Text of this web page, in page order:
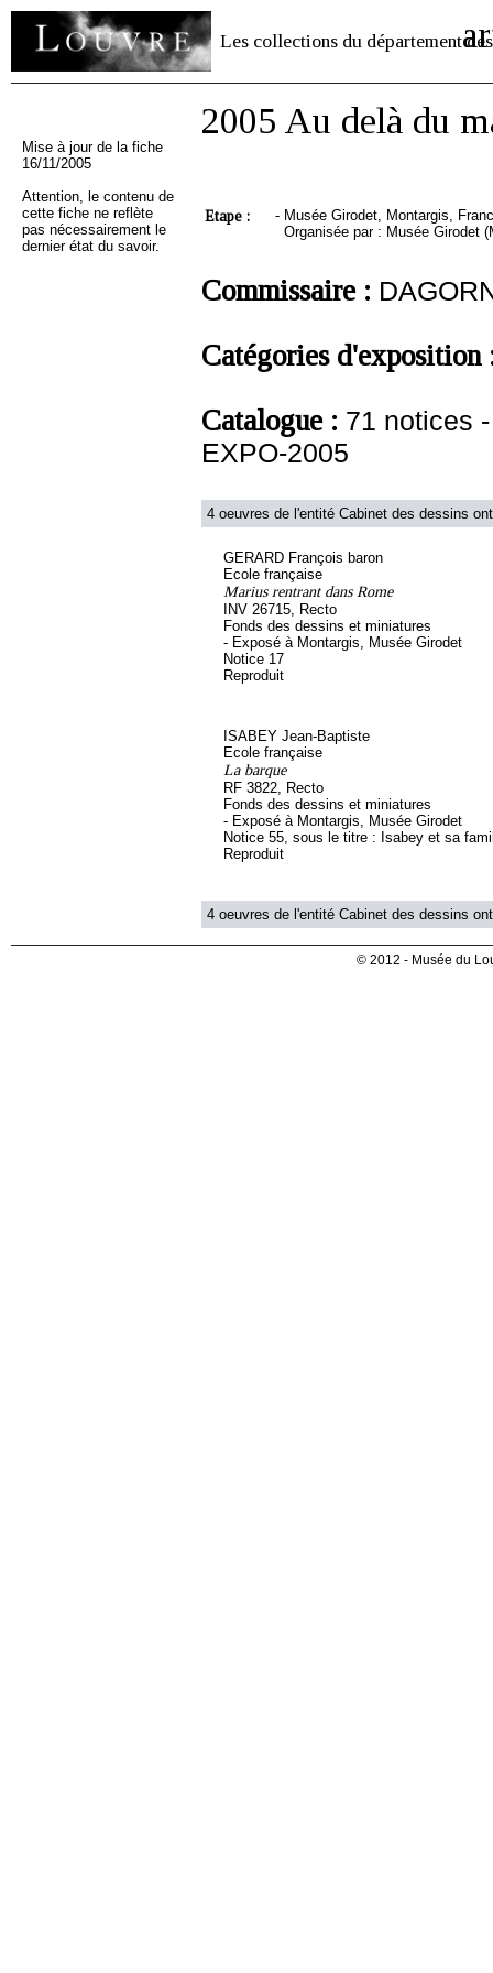
Les collections du département des
Mise à jour de la fiche
16/11/2005
Attention, le contenu de
cette fiche ne reflète
pas nécessairement le
dernier état du savoir.
2005 Au delà du
Etape : - Musée Girodet, Montargis,
Organisée par : Musée Girodet
Commissaire :
Catégories
Catalogue : 71 notices
EXPO-2005
4 oeuvres de l'entité Cabinet des dessins
GERARD François baron
Ecole française
Marius rentrant dans Rome
INV 26715, Recto
Fonds des dessins et miniatures
- Exposé à Montargis, Musée Girodet
Notice 17
Reproduit
ISABEY Jean-Baptiste
Ecole française
La barque
RF 3822, Recto
Fonds des dessins et miniatures
- Exposé à Montargis, Musée Girodet
Notice 55, sous le titre : Isabey et sa
Reproduit
4 oeuvres de l'entité Cabinet des dessins
© 2012 - Musée du